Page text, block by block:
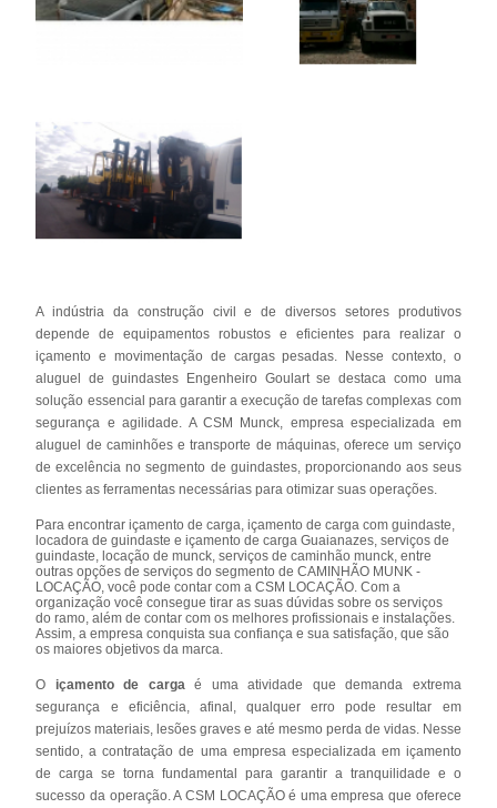
A indústria da construção civil e de diversos setores produtivos
depende de equipamentos robustos e eficientes para realizar o
içamento e movimentação de cargas pesadas. Nesse contexto, o
aluguel de guindastes Engenheiro Goulart se destaca como uma
solução essencial para garantir a execução de tarefas complexas com
segurança e agilidade. A CSM Munck, empresa especializada em
aluguel de caminhões e transporte de máquinas, oferece um serviço
de excelência no segmento de guindastes, proporcionando aos seus
clientes as ferramentas necessárias para otimizar suas operações.
Para encontrar içamento de carga, içamento de carga com guindaste,
locadora de guindaste e içamento de carga Guaianazes, serviços de
guindaste, locação de munck, serviços de caminhão munck, entre
outras opções de serviços do segmento de CAMINHÃO MUNK -
LOCAÇÃO, você pode contar com a CSM LOCAÇÃO. Com a
organização você consegue tirar as suas dúvidas sobre os serviços
do ramo, além de contar com os melhores profissionais e instalações.
Assim, a empresa conquista sua confiança e sua satisfação, que são
os maiores objetivos da marca.
O içamento de carga é uma atividade que demanda extrema
segurança e eficiência, afinal, qualquer erro pode resultar em
prejuízos materiais, lesões graves e até mesmo perda de vidas. Nesse
sentido, a contratação de uma empresa especializada em içamento
de carga se torna fundamental para garantir a tranquilidade e o
sucesso da operação. A CSM LOCAÇÃO é uma empresa que oferece